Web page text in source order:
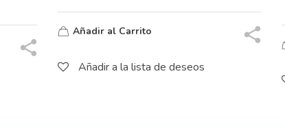
Añadir al Carrito
Añadir a la lista de deseos